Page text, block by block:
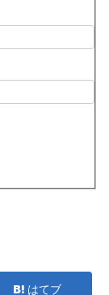
はてブ